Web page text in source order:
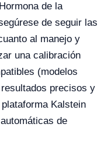
de la
de seguir las
al manejo y
una calibración
(modelos
precisos y
Kalstein
de